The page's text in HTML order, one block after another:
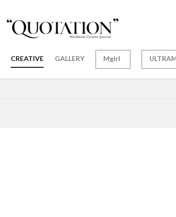
CREATIVE GALLERY Mgirl